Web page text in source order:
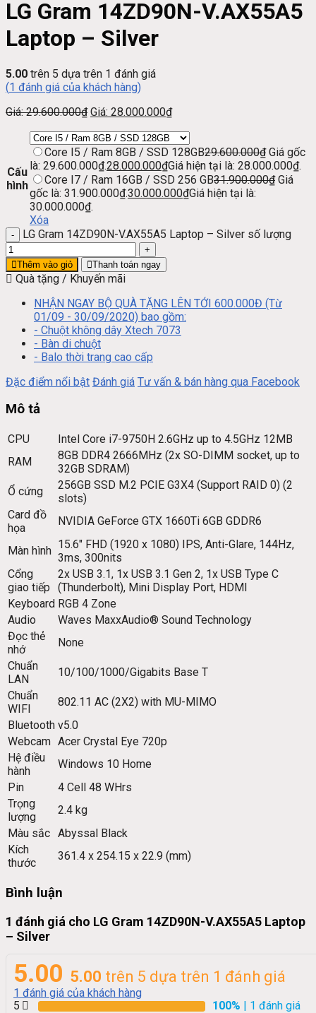
LG Gram 14ZD90N-V.AX55A5
Laptop – Silver
5.00 trên 5 dựa trên 1 đánh giá
(1 đánh giá của khách hàng)
Giá:29.600.000₫ Giá: 28.000.000₫
Cấu
hình
Core I5 / Ram 8GB / SSD 128GB29.600.000₫ Giá gốc
là: 29.600.000₫.28.000.000₫Giá hiện tại là: 28.000.000₫.
Core I7 / Ram 16GB / SSD 256 GB31.900.000₫ Giá
gốc là: 31.900.000₫.30.000.000₫Giá hiện tại là:
30.000.000₫.
Xóa
LG Gram 14ZD90N-V.AX55A5 Laptop – Silver số lượng
Thêm vào giỏ Thanh toán ngay
Quà tặng / Khuyến mãi
NHẬN NGAY BỘ QUÀ TẶNG LÊN TỚI 600.000Đ (Từ
01/09 - 30/09/2020) bao gồm:
- Chuột không dây Xtech 7073
- Bàn di chuột
- Balo thời trang cao cấp
Đặc điểm nổi bật Đánh giá Tư vấn & bán hàng qua Facebook
Mô tả
CPU
Intel Core i7-9750H 2.6GHz up to 4.5GHz 12MB
RAM
8GB DDR4 2666MHz (2x SO-DIMM socket, up to
32GB SDRAM)
Ổ cứng
256GB SSD M.2 PCIE G3X4 (Support RAID 0) (2
slots)
Card đồ
họa
NVIDIA GeForce GTX 1660Ti 6GB GDDR6
Màn hình 15.6″ FHD (1920 x 1080) IPS, Anti-Glare, 144Hz,
3ms, 300nits
Cổng
giao tiếp
2x USB 3.1, 1x USB 3.1 Gen 2, 1x USB Type C
(Thunderbolt), Mini Display Port, HDMI
Keyboard RGB 4 Zone
Audio
Waves MaxxAudio® Sound Technology
Đọc thẻ
nhớ
None
Chuẩn
LAN
10/100/1000/Gigabits Base T
Chuẩn
WIFI
802.11 AC (2X2) with MU-MIMO
Bluetooth v5.0
Webcam Acer Crystal Eye 720p
Hệ điều
hành
Windows 10 Home
Pin
4 Cell 48 WHrs
Trọng
lượng
2.4 kg
Màu sắc Abyssal Black
Kích
thước
361.4 x 254.15 x 22.9 (mm)
Bình luận
1 đánh giá cho LG Gram 14ZD90N-V.AX55A5 Laptop
– Silver
5.00 5.00 trên 5 dựa trên 1 đánh giá
1 đánh giá của khách hàng
5
100% | 1 đánh giá